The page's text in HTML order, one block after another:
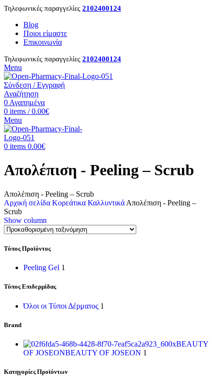
Τηλεφωνικές παραγγελίες 2102400124
Blog
Ποιοι είμαστε
Επικοινωνία
Τηλεφωνικές παραγγελίες 2102400124
Menu
Σύνδεση / Εγγραφή
Αναζήτηση
0 Αγαπημένα
0 items / 0.00€
Menu
0 items 0.00€
Απολέπιση - Peeling – Scrub
Απολέπιση - Peeling – Scrub
Αρχική σελίδα Κορεάτικα Καλλυντικά Απολέπιση - Peeling –
Scrub
Show column
Τύπος Προϊόντος
Peeling Gel 1
Τύπος Επιδερμίδας
Όλοι οι Τύποι Δέρματος 1
Brand
BEAUTY
OF JOSEONBEAUTY OF JOSEON 1
Κατηγορίες Προϊόντων